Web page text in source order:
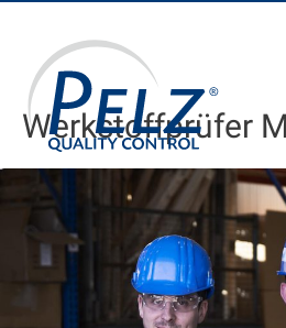
Werkstoffprüfer